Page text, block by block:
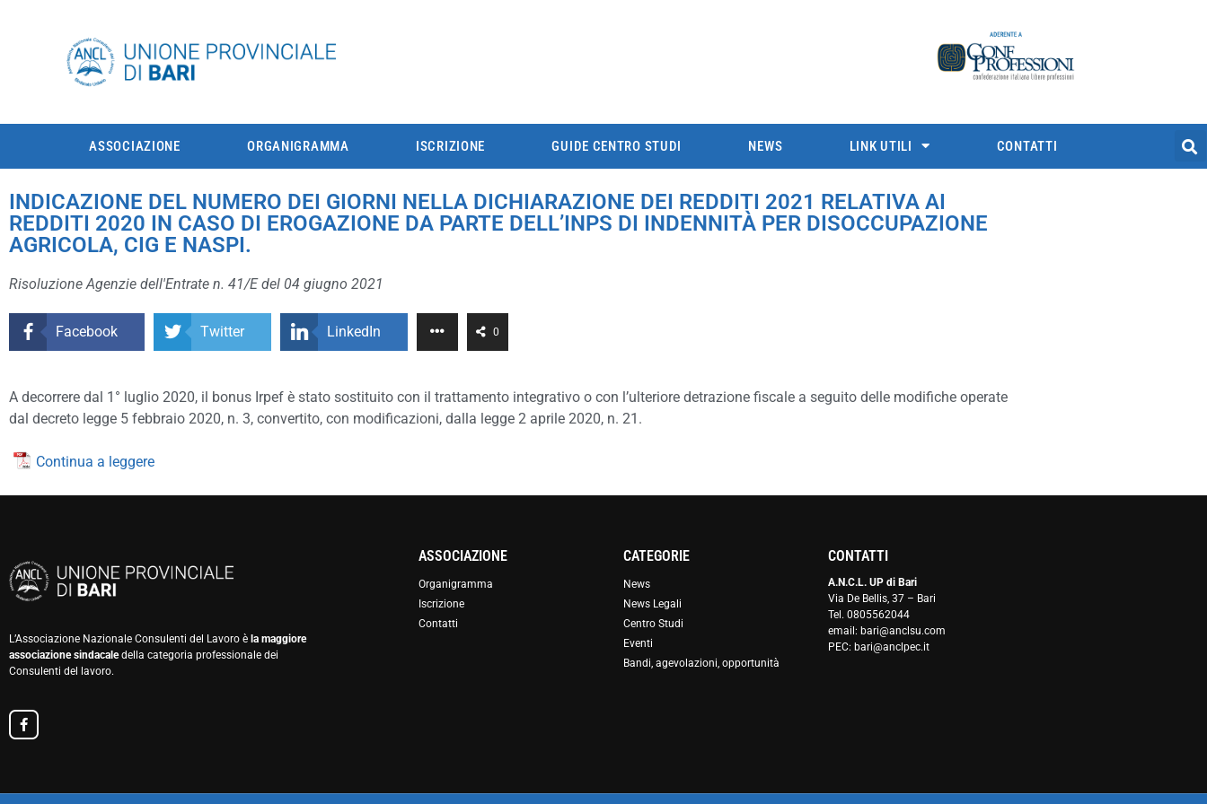
ASSOCIAZIONE ORGANIGRAMMA ISCRIZIONE GUIDE CENTRO STUDI NEWS LINK UTILI CONTATTI
INDICAZIONE DEL NUMERO DEI GIORNI NELLA DICHIARAZIONE DEI REDDITI 2021 RELATIVA AI
REDDITI 2020 IN CASO DI EROGAZIONE DA PARTE DELL’INPS DI INDENNITÀ PER DISOCCUPAZIONE
AGRICOLA, CIG E NASPI.
Risoluzione Agenzie dell'Entrate n. 41/E del 04 giugno 2021
Facebook Twitter LinkedIn 0
A decorrere dal 1° luglio 2020, il bonus Irpef è stato sostituito con il trattamento integrativo o con l’ulteriore detrazione fiscale a seguito delle modifiche operate
dal decreto legge 5 febbraio 2020, n. 3, convertito, con modificazioni, dalla legge 2 aprile 2020, n. 21.
Continua a leggere
L’Associazione Nazionale Consulenti del Lavoro è la maggiore
associazione sindacaledella categoria professionale dei
Consulenti del lavoro.
ASSOCIAZIONE
Organigramma
Iscrizione
Contatti
CATEGORIE
News
News Legali
Centro Studi
Eventi
Bandi, agevolazioni, opportunità
CONTATTI
A.N.C.L. UP di Bari
Via De Bellis, 37 – Bari
Tel. 0805562044
email: bari@anclsu.com
PEC: bari@anclpec.it